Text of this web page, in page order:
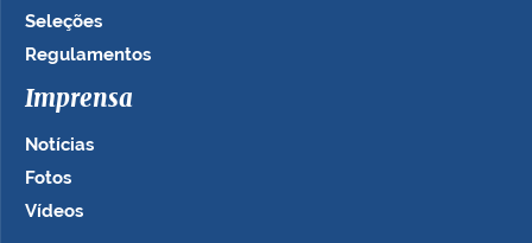
Seleções
Regulamentos
Imprensa
Notícias
Fotos
Vídeos